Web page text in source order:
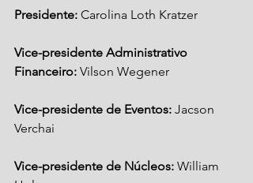
Presidente: Carolina Loth Kratzer
Vice-presidente Administrativo
Financeiro: Vilson Wegener
Vice-presidente de Eventos: Jacson
Verchai
Vice-presidente de Núcleos: William